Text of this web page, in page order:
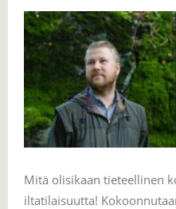
Mitä olisikaan tieteellinen
iltatilaisuutta!